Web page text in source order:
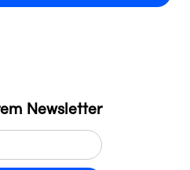
Newsletter